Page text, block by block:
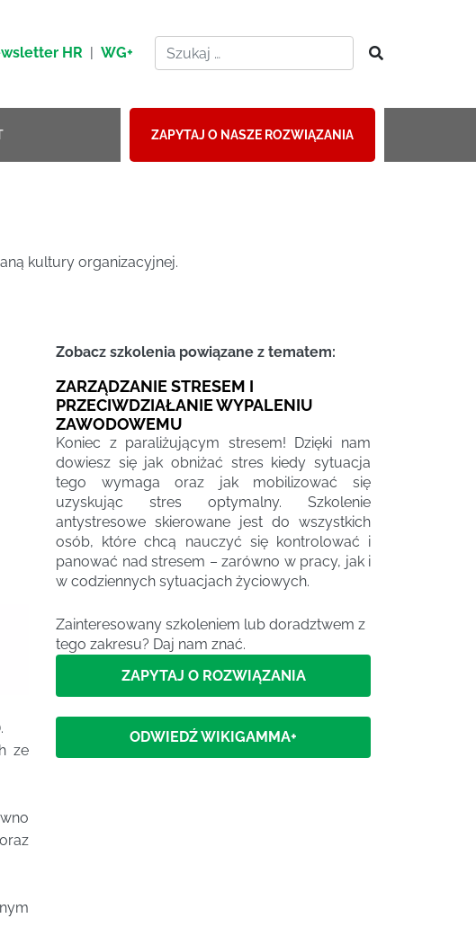
HR | WG+
ZAPYTAJ O NASZE ROZWIĄZANIA
kultury organizacyjnej.
ze
Zobacz szkolenia powiązane z tematem:
ZARZĄDZANIE STRESEM I
PRZECIWDZIAŁANIE WYPALENIU
ZAWODOWEMU
Koniec z paraliżującym stresem! Dzięki nam
dowiesz się jak obniżać stres kiedy sytuacja
tego wymaga oraz jak mobilizować się
uzyskując stres optymalny. Szkolenie
antystresowe skierowane jest do wszystkich
osób, które chcą nauczyć się kontrolować i
panować nad stresem – zarówno w pracy, jak i
w codziennych sytuacjach życiowych.
Zainteresowany szkoleniem lub doradztwem z
tego zakresu? Daj nam znać.
ZAPYTAJ O ROZWIĄZANIA
ODWIEDŹ WIKIGAMMA+